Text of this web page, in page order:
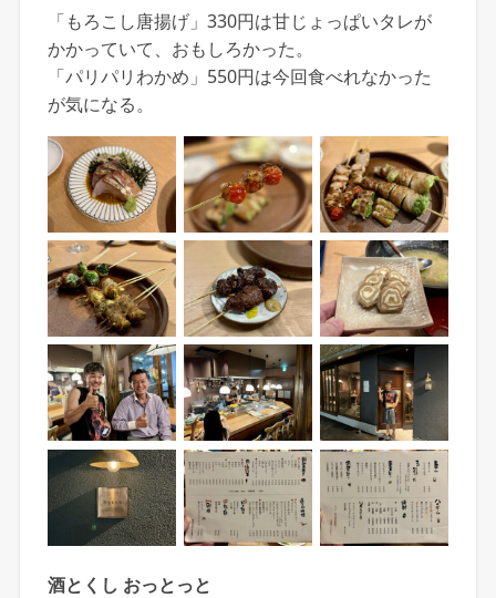
「もろこし唐揚げ」330円は甘じょっぱいタレが
かかっていて、おもしろかった。
「パリパリわかめ」550円は今回食べれなかった
が気になる。
酒とくし おっとっと